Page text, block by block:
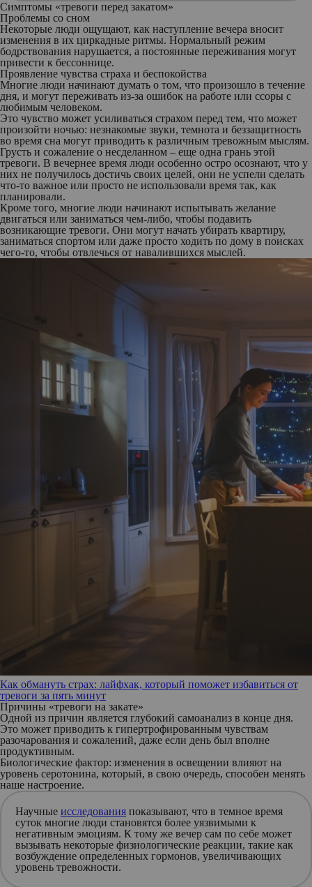
Симптомы «тревоги перед закатом»
Проблемы со сном
Некоторые люди ощущают, как наступление вечера вносит
изменения в их циркадные ритмы. Нормальный режим
бодрствования нарушается, а постоянные переживания могут
привести к бессоннице.
Проявление чувства страха и беспокойства
Многие люди начинают думать о том, что произошло в течение
дня, и могут переживать из-за ошибок на работе или ссоры с
любимым человеком.
Это чувство может усиливаться страхом перед тем, что может
произойти ночью: незнакомые звуки, темнота и беззащитность
во время сна могут приводить к различным тревожным мыслям.
Грусть и сожаление о несделанном – еще одна грань этой
тревоги. В вечернее время люди особенно остро осознают, что у
них не получилось достичь своих целей, они не успели сделать
что-то важное или просто не использовали время так, как
планировали.
Кроме того, многие люди начинают испытывать желание
двигаться или заниматься чем-либо, чтобы подавить
возникающие тревоги. Они могут начать убирать квартиру,
заниматься спортом или даже просто ходить по дому в поисках
чего-то, чтобы отвлечься от навалившихся мыслей.
Как обмануть страх: лайфхак, который поможет избавиться от
тревоги за пять минут
Причины «тревоги на закате»
Одной из причин является глубокий самоанализ в конце дня.
Это может приводить к гипертрофированным чувствам
разочарования и сожалений, даже если день был вполне
продуктивным.
Биологические фактор: изменения в освещении влияют на
уровень серотонина, который, в свою очередь, способен менять
наше настроение.
Научные исследования показывают, что в темное время
суток многие люди становятся более уязвимыми к
негативным эмоциям. К тому же вечер сам по себе может
вызывать некоторые физиологические реакции, такие как
возбуждение определенных гормонов, увеличивающих
уровень тревожности.